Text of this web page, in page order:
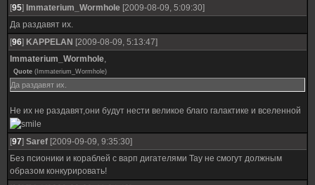
[95] Immaterium_Wormhole [2009-08-09, 5:09:30]
Да раздавят их.
[96] KAPPELAN [2009-08-09, 5:13:47]
Immaterium_Wormhole,
Quote ( Immaterium_Wormhole)
Да раздавят их.
Не их не раздавят,они будут нести великое благо галактике и вселенной
[97] Saref [2009-09-09, 9:35:30]
Без псионики и кораблей с варп дигателями Тау не смогут должным
образом конкурировать!